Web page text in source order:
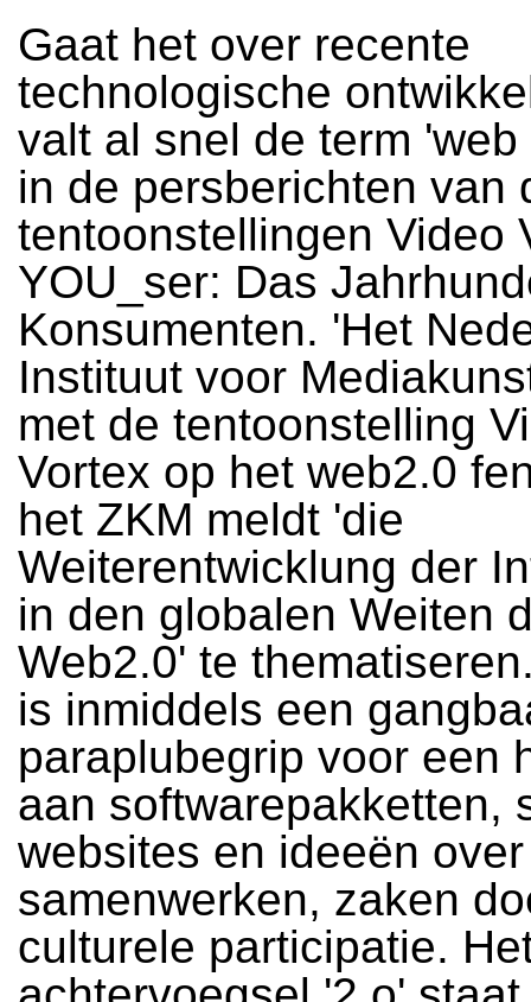
Gaat het over recente
technologische
valt al snel de term
in de persberichten van
tentoonstellingen Video
YOU_ser: Das
Konsumenten. 'Het
Instituut voor
met de tentoonstelling
Vortex op het web2.0
het ZKM meldt 'die
Weiterentwicklung der
in den globalen Weiten
Web2.0' te
is inmiddels een
paraplubegrip voor een
aan softwarepakketten,
websites en ideeën over
samenwerken, zaken
culturele participatie.